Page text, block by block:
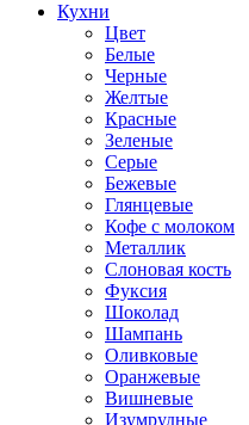
Кухни
Цвет
Белые
Черные
Желтые
Красные
Зеленые
Серые
Бежевые
Глянцевые
Кофе с молоком
Металлик
Слоновая кость
Фуксия
Шоколад
Шампань
Оливковые
Оранжевые
Вишневые
Изумрудные